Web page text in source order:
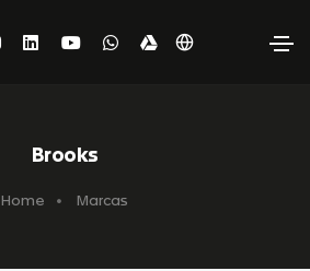
Brooks
Home Marcas